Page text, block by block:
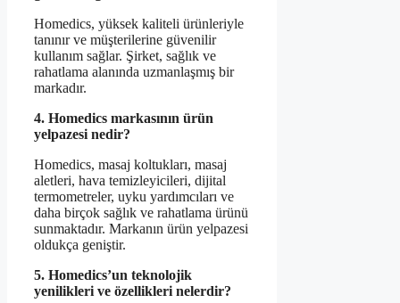
Homedics, yüksek kaliteli ürünleriyle
tanınır ve müşterilerine güvenilir
kullanım sağlar. Şirket, sağlık ve
rahatlama alanında uzmanlaşmış bir
markadır.
4. Homedics markasının ürün
yelpazesi nedir?
Homedics, masaj koltukları, masaj
aletleri, hava temizleyicileri, dijital
termometreler, uyku yardımcıları ve
daha birçok sağlık ve rahatlama ürünü
sunmaktadır. Markanın ürün yelpazesi
oldukça geniştir.
5. Homedics’un teknolojik
yenilikleri ve özellikleri nelerdir?